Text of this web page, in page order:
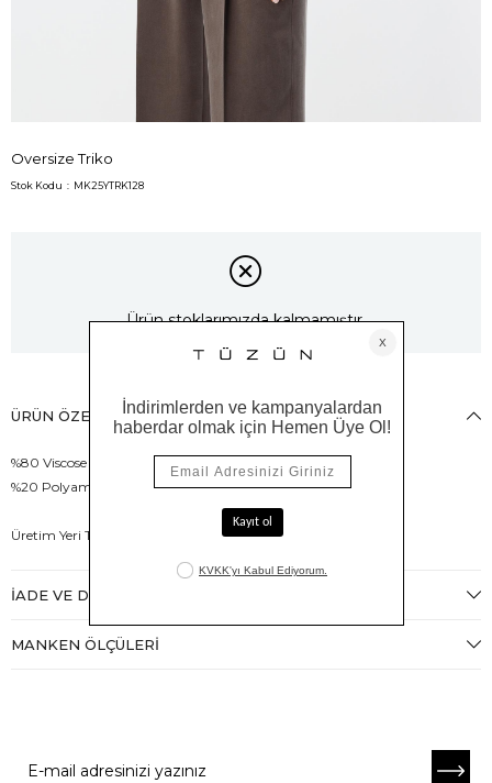
Oversize Triko
Stok Kodu MK25YTRK128
Ürün stoklarımızda kalmamıştır.
ÜRÜN ÖZELLIKLERI
%80 Viscose
%20 Polyamid
Üretim Yeri Türkiye
İADE VE DEĞIŞIM
MANKEN ÖLÇÜLERI